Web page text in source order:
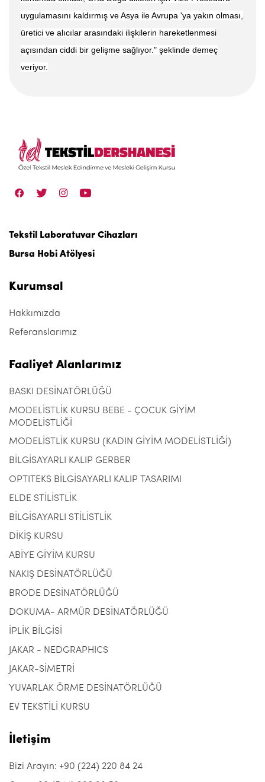
uygulamasını kaldırmış ve Asya ile Avrupa 'ya yakın olması,
üretici ve alıcılar arasındaki ilişkilerin hareketlenmesi
açısından ciddi bir gelişme sağlıyor." şeklinde demeç
veriyor.
Tekstil Laboratuvar Cihazları
Bursa Hobi Atölyesi
Kurumsal
Hakkımızda
Referanslarımız
Faaliyet Alanlarımız
BASKI DESİNATÖRLÜĞÜ
MODELİSTLİK KURSU BEBE - ÇOCUK GİYİM
MODELİSTLİĞİ
MODELİSTLİK KURSU (KADIN GİYİM MODELİSTLİĞİ)
BİLGİSAYARLI KALIP GERBER
OPTITEKS BİLGİSAYARLI KALIP TASARIMI
ELDE STİLİSTLİK
BİLGİSAYARLI STİLİSTLİK
DİKİŞ KURSU
ABİYE GİYİM KURSU
NAKIŞ DESİNATÖRLÜĞÜ
BRODE DESİNATÖRLÜĞÜ
DOKUMA- ARMÜR DESİNATÖRLÜĞÜ
İPLİK BİLGİSİ
JAKAR - NEDGRAPHICS
JAKAR-SİMETRİ
YUVARLAK ÖRME DESİNATÖRLÜĞÜ
EV TEKSTİLİ KURSU
İletişim
Bizi Arayın: +90 (224) 220 84 24